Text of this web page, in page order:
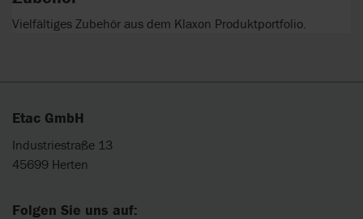
Vielfältiges Zubehör aus dem Klaxon Produktportfolio.
Etac GmbH
Industriestraße 13
45699 Herten
Folgen Sie uns auf: